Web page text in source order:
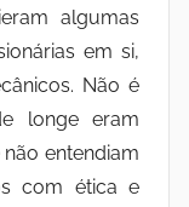
algumas
em si,
Não é
longe eram
entendiam
com ética e